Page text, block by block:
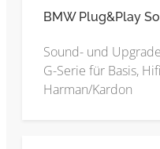
BMW Plug&Play
Sound- und
G-Serie für Basis,
Harman/Kardon